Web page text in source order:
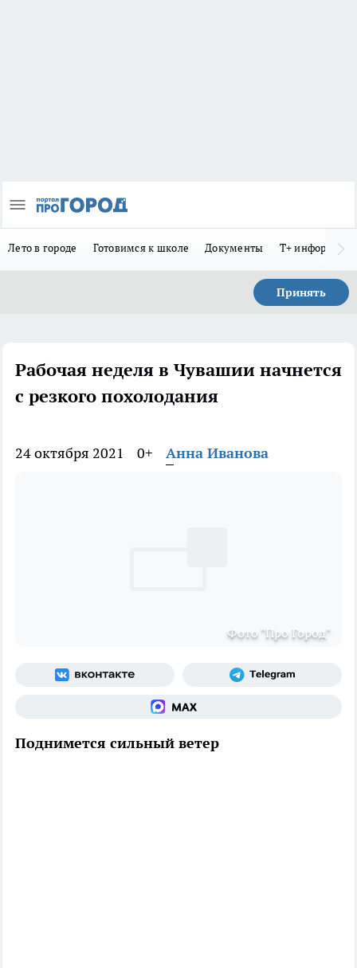
Лето в городе Готовимся к школе Документы Т+
Принять
Рабочая неделя в Чувашии начнется
с резкого похолодания
24 октября 2021 0+ Анна Иванова
Фото "Про Город"
Поднимется сильный ветер